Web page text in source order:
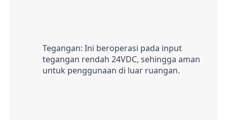
Tegangan: Ini beroperasi pada input
tegangan rendah 24VDC, sehingga aman
untuk penggunaan di luar ruangan.